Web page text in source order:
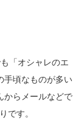
「オシャレのエ
手頃なものが多い
からメールなどで
です。